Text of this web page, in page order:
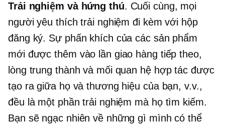
Trải nghiệm và hứng thú. Cuối cùng, mọi
người yêu thích trải nghiệm đi kèm với hộp
đăng ký. Sự phấn khích của các sản phẩm
mới được thêm vào lần giao hàng tiếp theo,
lòng trung thành và mối quan hệ hợp tác được
tạo ra giữa họ và thương hiệu của bạn, v.v.,
đều là một phần trải nghiệm mà họ tìm kiếm.
Bạn sẽ ngạc nhiên về những gì mình có thể